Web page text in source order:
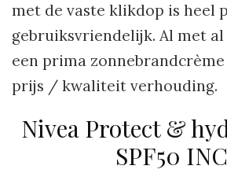
met de vaste klikdop is heel
gebruiksvriendelijk. Al met
een prima
prijs / kwaliteit verhouding.
Nivea Protect &
SPF50